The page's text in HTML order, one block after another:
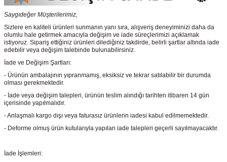
Saygıdeğer Müşterilerimiz,
Sizlere en kaliteli ürünleri sunmanın yanı sıra, alışveriş deneyiminizi daha da
olumlu hale getirmek amacıyla değişim ve iade süreçlerimizi açıklamak
istiyoruz. Sipariş ettiğiniz ürünleri dilediğiniz takdirde, belirli şartlar altında iade
edebilir veya değişim talebinde bulunabilirsiniz.
İade ve Değişim Şartları:
- Ürünün ambalajının yıpranmamış, eksiksiz ve tekrar satılabilir bir durumda
olması gerekmektedir.
- İade veya değişim talepleri, ürünün teslim alındığı tarihten itibaren 14 gün
içerisinde yapılmalıdır.
- Anlaşmalı kargo dışı veya faturasız ürünlerin iadesi kabul edilmemektedir.
- Deforme olmuş ürün kutularıyla yapılan iade talepleri geçerli sayılmayacaktır.
İade İşlemleri: